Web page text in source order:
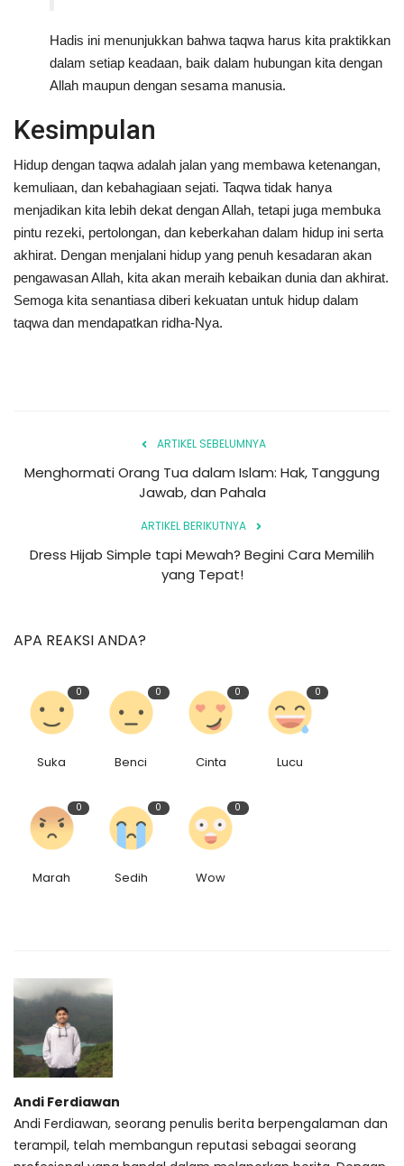
Hadis ini menunjukkan bahwa taqwa harus kita praktikkan
dalam setiap keadaan, baik dalam hubungan kita dengan
Allah maupun dengan sesama manusia.
Kesimpulan
Hidup dengan taqwa adalah jalan yang membawa ketenangan,
kemuliaan, dan kebahagiaan sejati. Taqwa tidak hanya
menjadikan kita lebih dekat dengan Allah, tetapi juga membuka
pintu rezeki, pertolongan, dan keberkahan dalam hidup ini serta
akhirat. Dengan menjalani hidup yang penuh kesadaran akan
pengawasan Allah, kita akan meraih kebaikan dunia dan akhirat.
Semoga kita senantiasa diberi kekuatan untuk hidup dalam
taqwa dan mendapatkan ridha-Nya.
ARTIKEL SEBELUMNYA
Menghormati Orang Tua dalam Islam: Hak, Tanggung
Jawab, dan Pahala
ARTIKEL BERIKUTNYA
Dress Hijab Simple tapi Mewah? Begini Cara Memilih
yang Tepat!
APA REAKSI ANDA?
0
Suka
0
Benci
0
Cinta
0
Lucu
0
Marah
0
Sedih
0
Wow
Andi Ferdiawan
Andi Ferdiawan, seorang penulis berita berpengalaman dan
terampil, telah membangun reputasi sebagai seorang